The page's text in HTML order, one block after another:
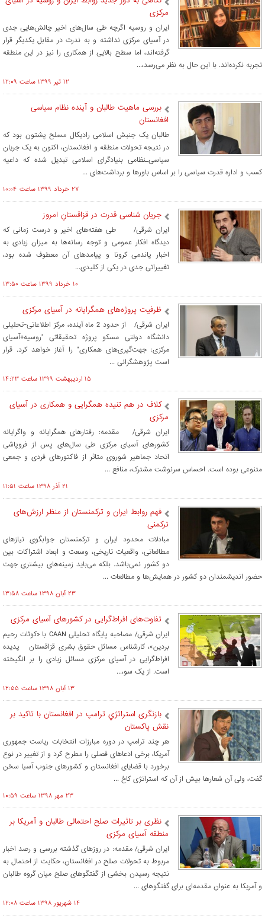
مرکزی
ایران و روسیه اگرچه طی سال‌های اخیر چالش‌هایی جدی
در آسیای مرکزی نداشته و به ندرت در مقابل یکدیگر قرار
گرفته‌اند، اما سطح بالایی از همکاری را نیز در این منطقه
تجربه نکرده‌اند. با این حال به نظر می‌رسد،...
۱۲ تير ۱۳۹۹ ساعت ۱۲:۰۹
بررسی ماهیت طالبان و آینده نظام سیاسی
افغانستان
طالبان یک جنبش اسلامی رادیکال مسلح پشتون بود که
در نتیجه تحولات منطقه و افغانستان، اکنون به یک جریان
سیاسی‌ـنظامی بنیادگرای اسلامی تبدیل شده که داعیه
کسب و اداره قدرت سیاسی را بر اساس باورها و برداشت‌های ...
۲۷ خرداد ۱۳۹۹ ساعت ۱۰:۰۴
جریان شناسی قدرت در قزاقستانِ امروز
ایران شرقی/ طی هفته‌های اخیر و درست زمانی که
دیدگاه افکار عمومی و توجه رسانه‌ها به میزان زیادی به
اخبار پاندمی کرونا و پیامدهای آن معطوف شده بود،
تغییراتی جدی در یکی از کلیدی‌...
۱۰ خرداد ۱۳۹۹ ساعت ۱۳:۵۰
ظرفیت پروژه‌های همگرایانه در آسیای مرکزی
ایران شرقی/ از حدود 2 ماه آینده، مرکز اطلاعاتی-تحلیلی
دانشگاه دولتی مسکو پروژه تحقیقاتی "روسیه+آسیای
مرکزی: جهت‌گیری‌های همکاری" را آغاز خواهد کرد. قرار
است پژوهشگرانی ...
۱۵ ارديبهشت ۱۳۹۹ ساعت ۱۴:۲۳
کلاف در هم تنیده همگرایی و همکاری در آسیای
مرکزی
ایران شرقی/ مقدمه: رفتارهای همگرایانه و واگرایانه
کشورهای آسیای مرکزی طی سال‌های پس از فروپاشی
اتحاد جماهیر شوروی متاثر از فاکتورهای فردی و جمعی
متنوعی بوده است. احساس سرنوشت مشترک، منافع ...
۲۱ آذر ۱۳۹۸ ساعت ۱۱:۵۱
فهم روابط ایران و ترکمنستان از منظر ارزش‌های
ترکمنی
مبادلات محدود ایران و ترکمنستان جوابگوی نیازهای
مطالعاتی، واقعیات تاریخی، وسعت و ابعاد اشتراکات بین
دو کشور نمی­‌باشد. بلکه می­‌باید زمینه­‌های بیشتری جهت
حضور اندیشمندان دو کشور در همایش­‌ها و مطالعات ...
۲۳ آبان ۱۳۹۸ ساعت ۱۳:۵۸
تفاوت‌های افراط‌گرایی در کشورهای آسیای مرکزی
ایران شرقی/ مصاحبه پایگاه تحلیلی CAAN با «کوئات رحیم
بردین»، کارشناس مسائل حقوق بشری قزاقستان پدیده
افراط‌گرایی در آسیای مرکزی مسائل زیادی را بر انگیخته
است. از یک سو،...
۱۳ آبان ۱۳۹۸ ساعت ۱۲:۵۵
بازنگری استراتژي ترامپ در افغانستان با تاکید بر
نقش پاکستان
هر چند ترامپ در دوره مبارزات انتخابات ریاست جمهوری
آمریکا، برخی ادعاهای فصلی را مطرح کرد و از تغییر در نوع
برخورد با قضایای افغانستان و کشورهای جنوب آسیا سخن
گفت، ولی آن شعارها بیش از آن که استراتژی کاخ ...
۲۳ مهر ۱۳۹۸ ساعت ۱۰:۵۹
نظری بر تاثیرات صلح احتمالی طالبان و آمریکا بر
منطقه آسیای مرکزی
ایران شرقی/ مقدمه: در روزهای گذشته بررسی و رصد اخبار
مربوط به تحولات صلح در افغانستان، حکایت از احتمال به
نتیجه رسیدن بخشی از گفتگوهای صلح میان گروه طالبان
و آمریکا به عنوان مقدمه‌ای برای گفتگوهای ...
۱۴ شهريور ۱۳۹۸ ساعت ۱۲:۰۸